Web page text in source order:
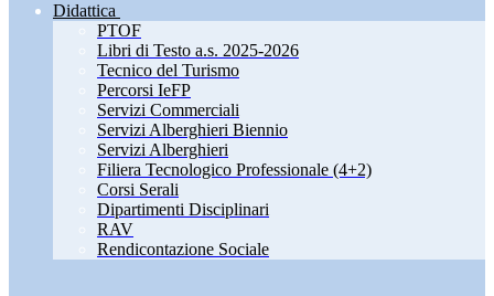
Didattica
PTOF
Libri di Testo a.s. 2025-2026
Tecnico del Turismo
Percorsi IeFP
Servizi Commerciali
Servizi Alberghieri Biennio
Servizi Alberghieri
Filiera Tecnologico Professionale (4+2)
Corsi Serali
Dipartimenti Disciplinari
RAV
Rendicontazione Sociale